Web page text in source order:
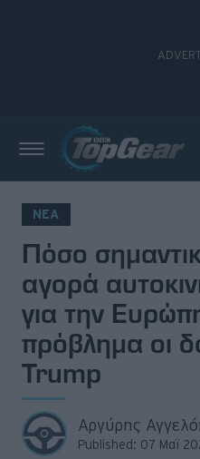
ΝΕΑ
Πόσο
αγορά
για την
πρόβλημα οι
Trump
Αργύρης
Published: 07 Μαϊ
Νέα
Δοκιμές
Electric
Motorsport
Άποψη
Viral
Big Reads